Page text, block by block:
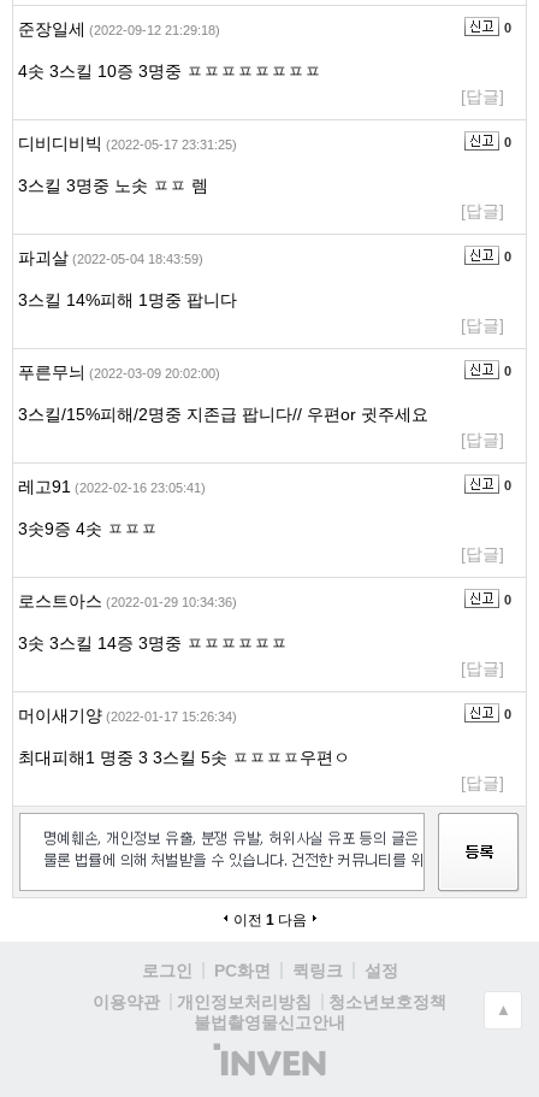
준장일세 (2022-09-12 21:29:18) 0
4솟 3스킬 10증 3명중 ㅍㅍㅍㅍㅍㅍㅍㅍ
[답글]
디비디비빅 (2022-05-17 23:31:25) 0
3스킬 3명중 노솟 ㅍㅍ 렘
[답글]
파괴살 (2022-05-04 18:43:59) 0
3스킬 14%피해 1명중 팝니다
[답글]
푸른무늬 (2022-03-09 20:02:00) 0
3스킬/15%피해/2명중 지존급 팝니다// 우편or 귓주세요
[답글]
레고91 (2022-02-16 23:05:41) 0
3솟9증 4솟 ㅍㅍㅍ
[답글]
로스트아스 (2022-01-29 10:34:36) 0
3솟 3스킬 14증 3명중 ㅍㅍㅍㅍㅍㅍ
[답글]
머이새기양 (2022-01-17 15:26:34) 0
최대피해1 명중 3 3스킬 5솟 ㅍㅍㅍㅍ우편ㅇ
[답글]
이전 1 다음
로그인 PC화면 퀵링크
설정
이용약관
개인정보처리방침
청소년보호정책
불법촬영물신고안내
(주)
인
▲